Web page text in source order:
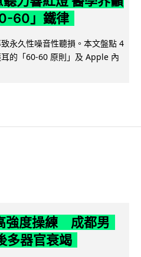
60」鐵律
永久性噪音性聽損。本文盤點 4
的「60-60 原則」及 Apple 內
強度操練 成都男
多器官衰竭